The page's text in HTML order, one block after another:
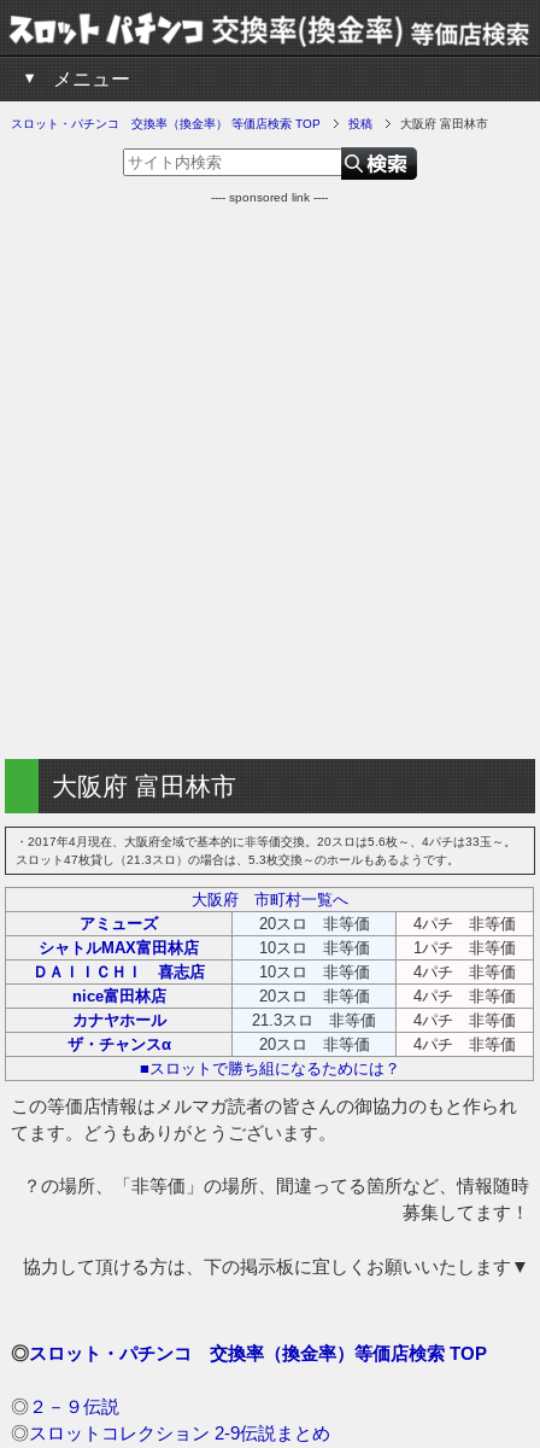
メニュー
スロット・パチンコ 交換率（換金率） 等価店検索 TOP 投稿 大阪府 富田林市
---- sponsored link ----
大阪府 富田林市
・2017年4月現在、大阪府全域で基本的に非等価交換。20スロは5.6枚～、4パチは33玉～。
スロット47枚貸し（21.3スロ）の場合は、5.3枚交換～のホールもあるようです。
大阪府 市町村一覧へ
アミューズ
20スロ 非等価
4パチ 非等価
シャトルMAX富田林店
10スロ 非等価
1パチ 非等価
ＤＡＩＩＣＨＩ 喜志店
10スロ 非等価
4パチ 非等価
nice富田林店
20スロ 非等価
4パチ 非等価
カナヤホール
21.3スロ 非等価
4パチ 非等価
ザ・チャンスα
20スロ 非等価
4パチ 非等価
■スロットで勝ち組になるためには？
この等価店情報はメルマガ読者の皆さんの御協力のもと作られ
てます。どうもありがとうございます。
？の場所、「非等価」の場所、間違ってる箇所など、情報随時
募集してます！
協力して頂ける方は、下の掲示板に宜しくお願いいたします▼
◎スロット・パチンコ 交換率（換金率）等価店検索 TOP
◎２－９伝説
◎スロットコレクション 2-9伝説まとめ